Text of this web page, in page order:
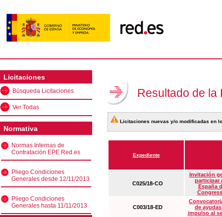
Licitaciones
Búsqueda Licitaciones
Ver Todas
Normativa
Normas Internas de
Contratación EPE Red.es
Pliego Condiciones
Generales desde 12/11/2013
Pliego Condiciones
Generales hasta 11/11/2013
Resultado de la
Licitaciones nuevas y/o modificadas en
Expediente
C025/18-CO
Invitación
participar
España
C003/18-ED
de
impulso al